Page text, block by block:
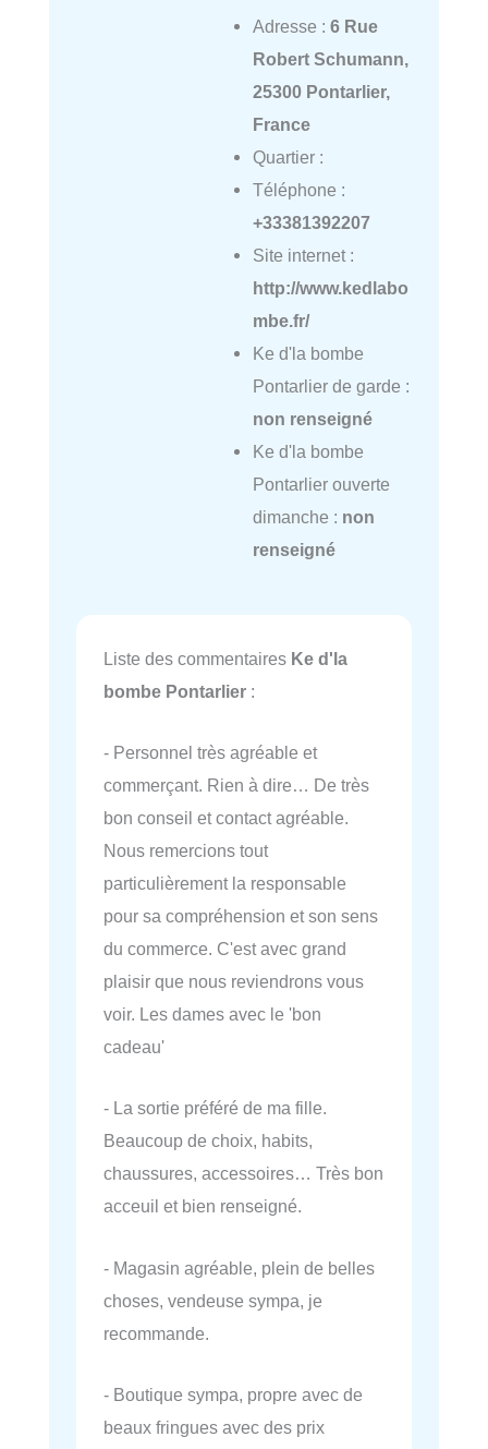
Adresse : 6 Rue
Robert Schumann,
25300 Pontarlier,
France
Quartier :
Téléphone :
+33381392207
Site internet :
http://www.kedlabo
mbe.fr/
Ke d'la bombe
Pontarlier de garde :
non renseigné
Ke d'la bombe
Pontarlier ouverte
dimanche : non
renseigné
Liste des commentaires Ke d'la
bombe Pontarlier :
- Personnel très agréable et
commerçant. Rien à dire… De très
bon conseil et contact agréable.
Nous remercions tout
particulièrement la responsable
pour sa compréhension et son sens
du commerce. C'est avec grand
plaisir que nous reviendrons vous
voir. Les dames avec le 'bon
cadeau'
- La sortie préféré de ma fille.
Beaucoup de choix, habits,
chaussures, accessoires… Très bon
acceuil et bien renseigné.
- Magasin agréable, plein de belles
choses, vendeuse sympa, je
recommande.
- Boutique sympa, propre avec de
beaux fringues avec des prix